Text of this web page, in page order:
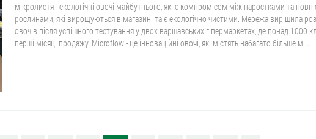
мікролистя - екологічні овочі майбутнього, які є компромісом між паростками та
рослинами, які вирощуються в магазині та є екологічно чистими. Мережа вирішила
овочів після успішного тестування у двох варшавських гіпермаркетах, де понад 1000
перші місяці продажу. Microflow - це інноваційні овочі, які містять набагато більше мі...